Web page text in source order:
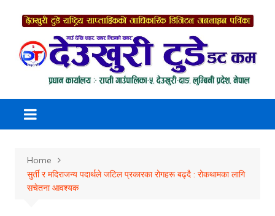
content
Home
सुर्ती र मदिराजन्य पदार्थले जटिल प्रकारका रोगहरू बढ्दै : रोकथामका लागि
सचेतना आवश्यक